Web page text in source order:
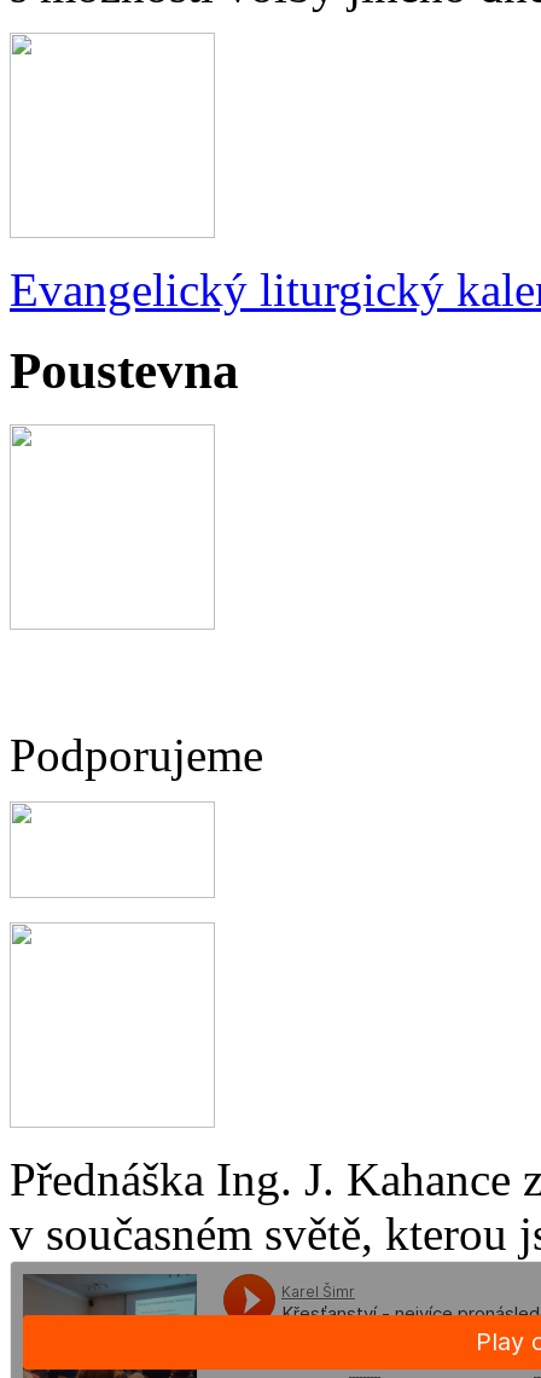
Evangelický liturgický
Poustevna
Podporujeme
Přednáška Ing. J.
v současném světě, kterou